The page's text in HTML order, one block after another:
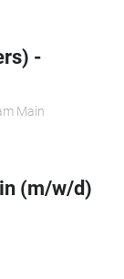
-
Main
(m/w/d)